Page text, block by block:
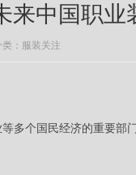
来中国职业
： 服装关注
个国民经济的重要部